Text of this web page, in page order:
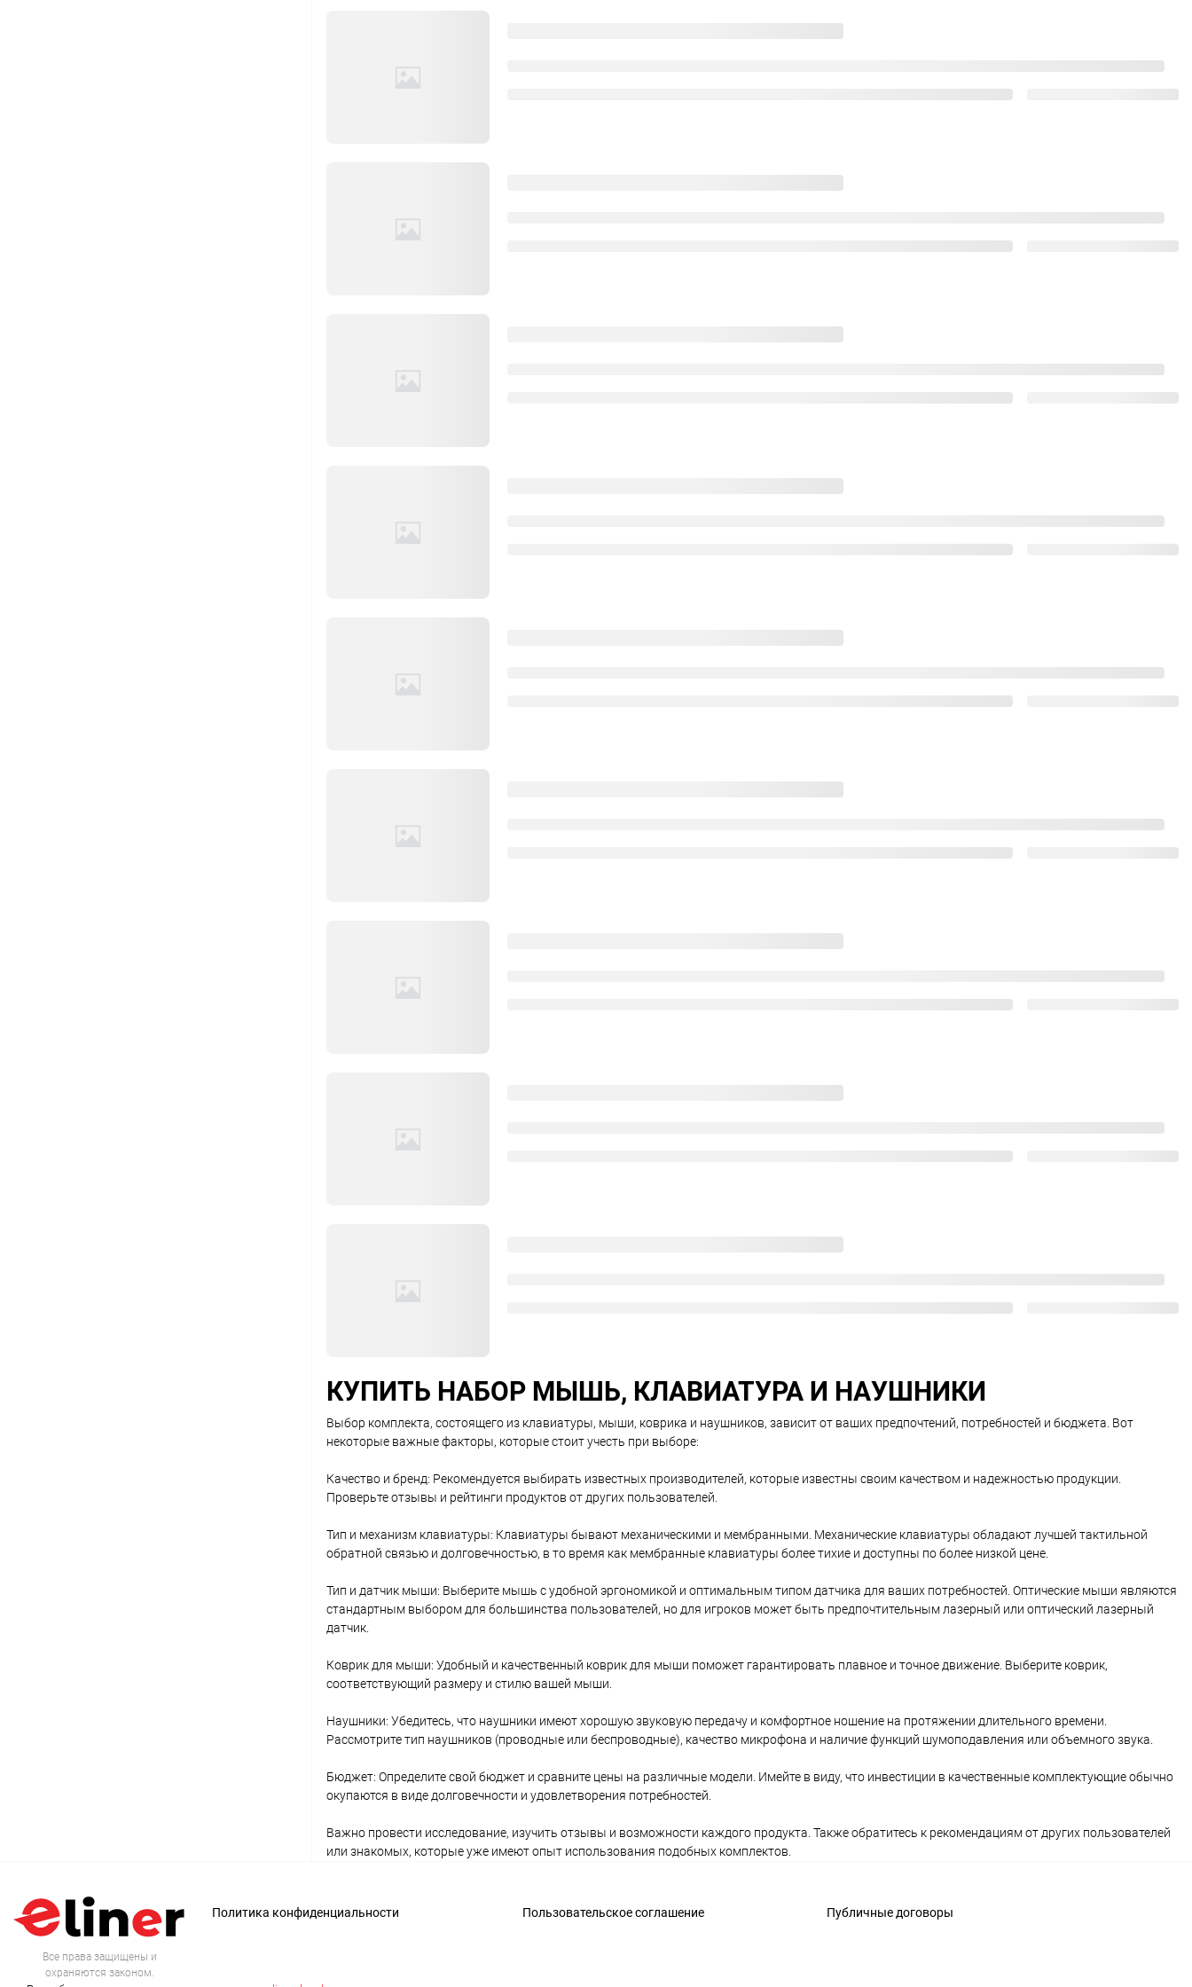
КУПИТЬ НАБОР МЫШЬ, КЛАВИАТУРА И НАУШНИКИ
Выбор комплекта, состоящего из клавиатуры, мыши, коврика и наушников, зависит от ваших предпочтений, потребностей и бюджета. Вот
некоторые важные факторы, которые стоит учесть при выборе:
Качество и бренд: Рекомендуется выбирать известных производителей, которые известны своим качеством и надежностью продукции.
Проверьте отзывы и рейтинги продуктов от других пользователей.
Тип и механизм клавиатуры: Клавиатуры бывают механическими и мембранными. Механические клавиатуры обладают лучшей тактильной
обратной связью и долговечностью, в то время как мембранные клавиатуры более тихие и доступны по более низкой цене.
Тип и датчик мыши: Выберите мышь с удобной эргономикой и оптимальным типом датчика для ваших потребностей. Оптические мыши являются
стандартным выбором для большинства пользователей, но для игроков может быть предпочтительным лазерный или оптический лазерный
датчик.
Коврик для мыши: Удобный и качественный коврик для мыши поможет гарантировать плавное и точное движение. Выберите коврик,
соответствующий размеру и стилю вашей мыши.
Наушники: Убедитесь, что наушники имеют хорошую звуковую передачу и комфортное ношение на протяжении длительного времени.
Рассмотрите тип наушников (проводные или беспроводные), качество микрофона и наличие функций шумоподавления или объемного звука.
Бюджет: Определите свой бюджет и сравните цены на различные модели. Имейте в виду, что инвестиции в качественные комплектующие обычно
окупаются в виде долговечности и удовлетворения потребностей.
Важно провести исследование, изучить отзывы и возможности каждого продукта. Также обратитесь к рекомендациям от других пользователей
или знакомых, которые уже имеют опыт использования подобных комплектов.
Все права защищены и
охраняются законом.
Политика конфиденциальности Пользовательское соглашение Публичные договоры